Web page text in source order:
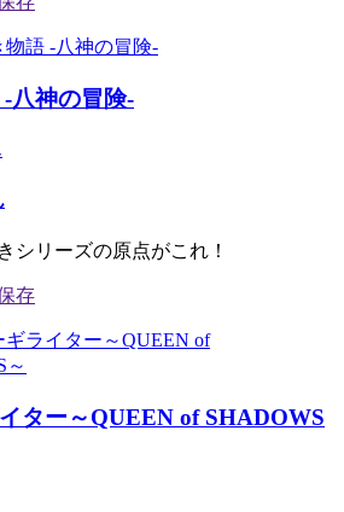
八神の冒険-
シリーズの原点がこれ！
ター～QUEEN of SHADOWS